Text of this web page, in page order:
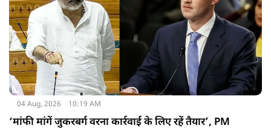
04 Aug, 2026 10:19 AM
‘मांफी मांगें जुकरबर्ग वरना कार्रवाई के लिए रहें तैयार’, PM